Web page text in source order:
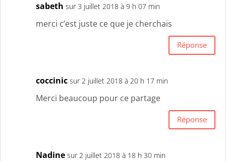
sabeth sur 3 juillet 2018 à 9 h 07 min
merci c’est juste ce que je cherchais
Réponse
coccinic sur 2 juillet 2018 à 20 h 17 min
Merci beaucoup pour ce partage
Réponse
Nadine sur 2 juillet 2018 à 18 h 30 min